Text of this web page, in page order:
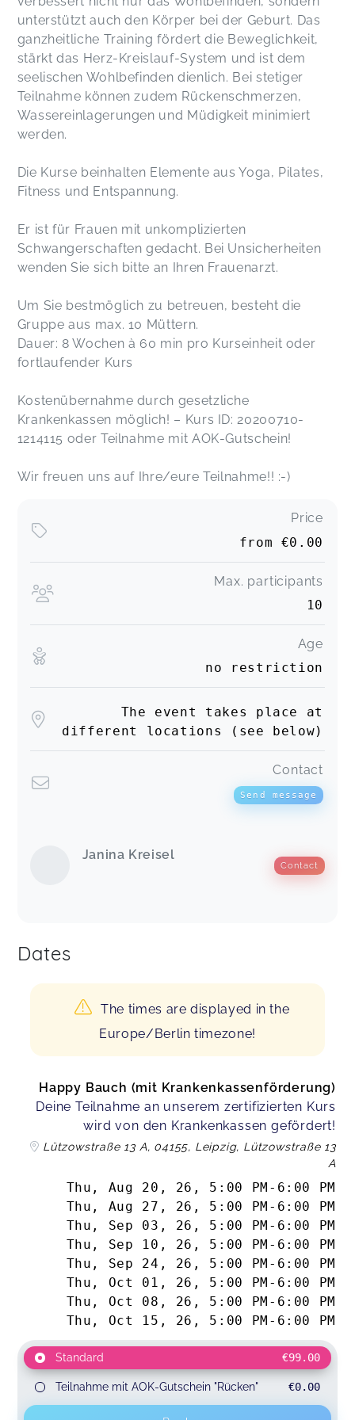
Top Kurz, top Trainerin, vielen Dank :)
Romana,Jun 27
Super Team! Danke
Julia,Jan 26
unterstützt auch den Körper bei der Geburt. Das
ganzheitliche Training fördert die Beweglichkeit,
stärkt das Herz-Kreislauf-System und ist dem
seelischen Wohlbefinden dienlich. Bei stetiger
Teilnahme können zudem Rückenschmerzen,
Wassereinlagerungen und Müdigkeit minimiert
werden.
Die Kurse beinhalten Elemente aus Yoga, Pilates,
Fitness und Entspannung.
Er ist für Frauen mit unkomplizierten
Schwangerschaften gedacht. Bei Unsicherheiten
wenden Sie sich bitte an Ihren Frauenarzt.
Um Sie bestmöglich zu betreuen, besteht die
Gruppe aus max. 10 Müttern.
Dauer: 8 Wochen à 60 min pro Kurseinheit oder
fortlaufender Kurs
Kostenübernahme durch gesetzliche
Krankenkassen möglich! – Kurs ID: 20200710-
1214115 oder Teilnahme mit AOK-Gutschein!
Wir freuen uns auf Ihre/eure Teilnahme!! :-)
Price
from €0.00
Max. participants
10
Age
no restriction
The event takes place at
different locations (see below)
Contact
Send message
Janina Kreisel
Contact
Dates
The times are displayed in the
Europe/Berlin timezone!
Happy Bauch (mit Krankenkassenförderung)
Deine Teilnahme an unserem zertifizierten Kurs
wird von den Krankenkassen gefördert!
Lützowstraße 13 A, 04155, Leipzig, Lützowstraße 13
A
Thu, Aug 20, 26 , 5:00 PM - 6:00 PM
Thu, Aug 27, 26 , 5:00 PM - 6:00 PM
Thu, Sep 03, 26 , 5:00 PM - 6:00 PM
Thu, Sep 10, 26 , 5:00 PM - 6:00 PM
Thu, Sep 24, 26 , 5:00 PM - 6:00 PM
Thu, Oct 01, 26 , 5:00 PM - 6:00 PM
Thu, Oct 08, 26 , 5:00 PM - 6:00 PM
Thu, Oct 15, 26 , 5:00 PM - 6:00 PM
Standard €99.00
Teilnahme mit AOK-Gutschein "Rücken" €0.00